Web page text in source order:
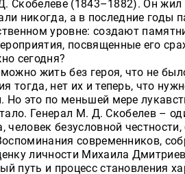
Скобелеве (1843–1882). Он жил
никогда, а в последние годы
уровне: создают
посвященные его
сегодня?
жить без героя, что не
тогда, нет их и теперь, что
это по меньшей мере
Генерал М. Д. Скобелев –
безусловной
современников,
личности Михаила
путь и процесс становления